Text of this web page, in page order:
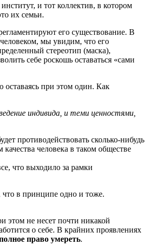
и тот коллектив, в котором
их семьи.
его существование. В
мы увидим, что его
стереотип (маска),
себе роскошь оставаться «сами
оставаясь при этом один. Как
индивида, и теми ценностями,
противодействовать сколько-нибудь
человека в таком обществе
что выходило за рамки
в принципе одно и тоже.
этом не несет почти никакой
о себе. В крайних проявлениях
право умереть.